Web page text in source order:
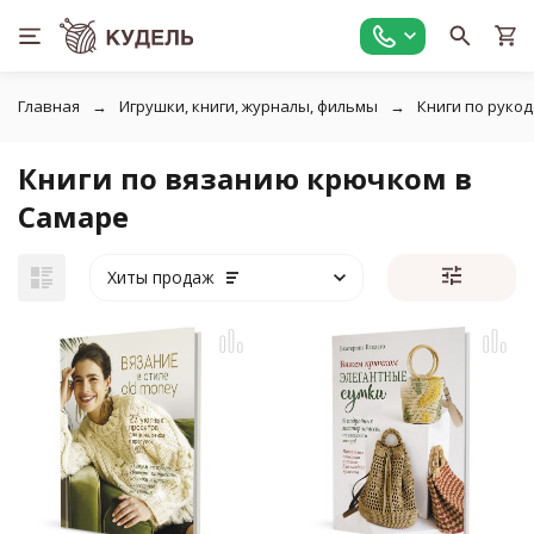
Главная Игрушки, книги, журналы, фильмы Книги по
Книги по вязанию крючком в
Самаре
Хиты продаж